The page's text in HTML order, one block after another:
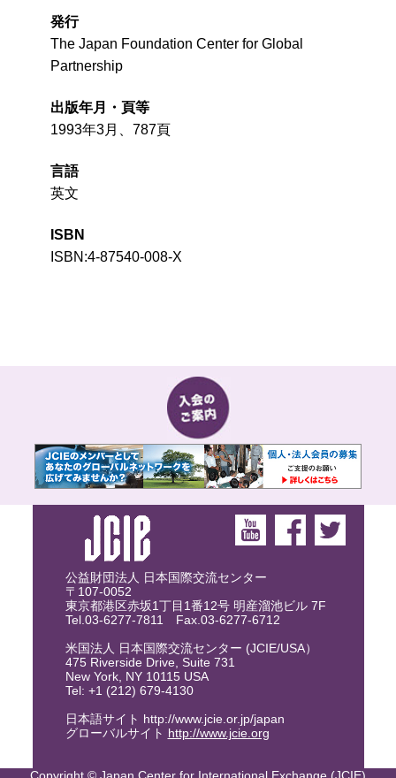
発行
The Japan Foundation Center for Global
Partnership
出版年月・頁等
1993年3月、787頁
言語
英文
ISBN
ISBN:4-87540-008-X
公益財団法人 日本国際交流センター
〒107-0052
東京都港区赤坂1丁目1番12号 明産溜池ビル 7F
Tel.03-6277-7811 Fax.03-6277-6712
米国法人 日本国際交流センター (JCIE/USA）
475 Riverside Drive, Suite 731
New York, NY 10115 USA
Tel: +1 (212) 679-4130
日本語サイト http://www.jcie.or.jp/japan
グローバルサイト http://www.jcie.org
Copyright © Japan Center for International Exchange (JCIE)